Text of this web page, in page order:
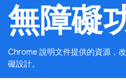
無障礙
Chrome 說明文件提供的資源，
礙設計。